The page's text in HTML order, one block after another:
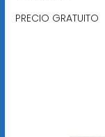
PRECIO GRATUITO